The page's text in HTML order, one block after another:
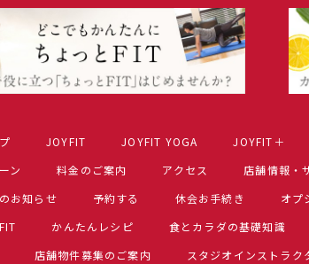
JOYFIT JOYFIT YOGA JOYFIT＋
ン
料金のご案内 アクセス 店舗情報・
お知らせ
予約する 休会お手続き オプ
かんたんレシピ 食とカラダの基礎知識
店舗物件募集のご案内 スタジオインストラク